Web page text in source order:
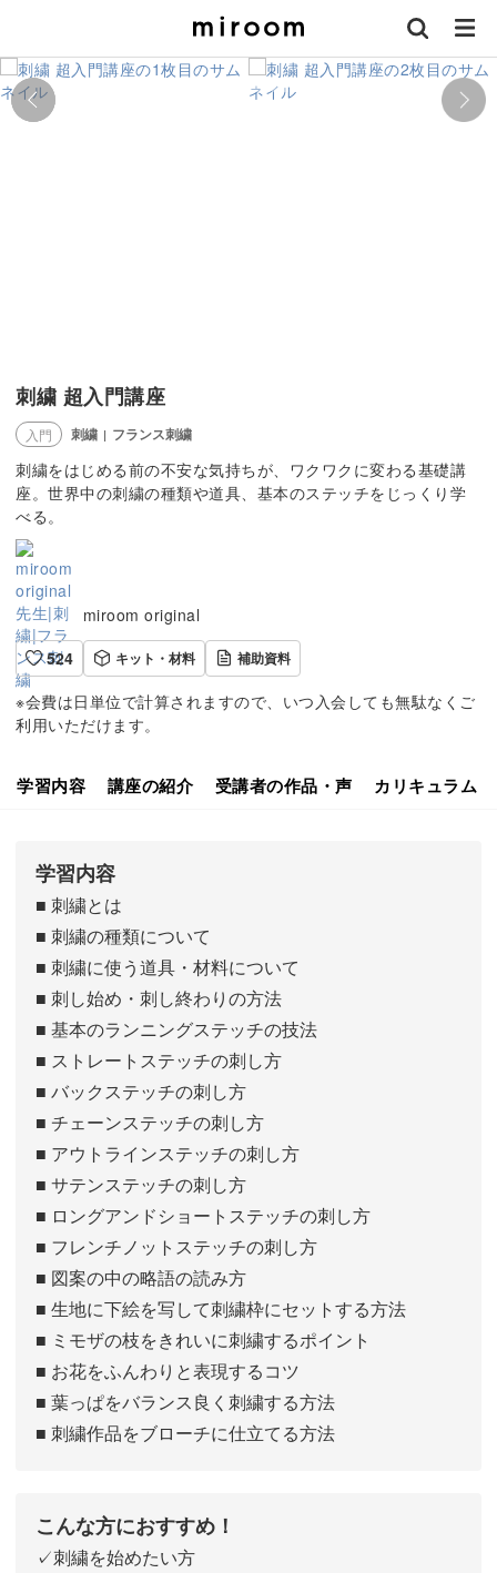
刺繍 超入門講座
入門 刺繍 | フランス刺繍
刺繍をはじめる前の不安な気持ちが、ワクワクに変わる基礎講
座。世界中の刺繍の種類や道具、基本のステッチをじっくり学
べる。
miroom original
524
キット・材料 補助資料
※会費は日単位で計算されますので、いつ入会しても無駄なくご
利用いただけます。
学習内容 講座の紹介 受講者の作品・声 カリキュラム
学習内容
■ 刺繍とは
■ 刺繍の種類について
■ 刺繍に使う道具・材料について
■ 刺し始め・刺し終わりの方法
■ 基本のランニングステッチの技法
■ ストレートステッチの刺し方
■ バックステッチの刺し方
■ チェーンステッチの刺し方
■ アウトラインステッチの刺し方
■ サテンステッチの刺し方
■ ロングアンドショートステッチの刺し方
■ フレンチノットステッチの刺し方
■ 図案の中の略語の読み方
■ 生地に下絵を写して刺繍枠にセットする方法
■ ミモザの枝をきれいに刺繍するポイント
■ お花をふんわりと表現するコツ
■ 葉っぱをバランス良く刺繍する方法
■ 刺繍作品をブローチに仕立てる方法
こんな方におすすめ！
✓刺繍を始めたい方